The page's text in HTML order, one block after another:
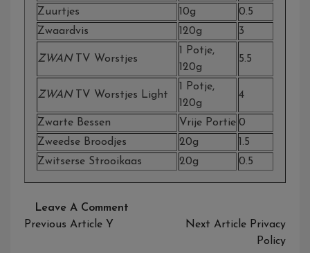
Zuurtjes
10g
0.5
Zwaardvis
120g 3
ZWANTV Worstjes
1 Potje,
120g
5.5
ZWANTV Worstjes Light
1 Potje,
120g
4
Zwarte Bessen Vrije Portie 0
Zweedse Broodjes
20g
1.5
Zwitserse Strooikaas
20g 0.5
Leave A Comment
Bericht
Previous Article Y Next Article Privacy
Policy